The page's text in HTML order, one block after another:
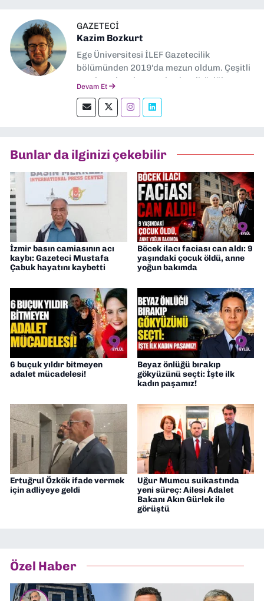
GAZETECI
Kazim Bozkurt
Ege Üniversitesi İLEF Gazetecilik
bölümünden 2019'da mezun oldum. Çeşitli
yerel ve ulusal gazetelerde editörlük,
okumayı severim.
Devam Et
Bunlar da ilginizi çekebilir
İzmir basın camiasının acı
kaybı: Gazeteci Mustafa
Çabuk hayatını kaybetti
Böcek ilacı faciası can aldı: 9
yaşındaki çocuk öldü, anne
yoğun bakımda
6 buçuk yıldır bitmeyen
adalet mücadelesi!
Beyaz önlüğü bırakıp
gökyüzünü seçti: İşte ilk
kadın paşamız!
Ertuğrul Özkök ifade vermek
için adliyeye geldi
Uğur Mumcu suikastında
yeni süreç: Ailesi Adalet
Bakanı Akın Gürlek ile
görüştü
Özel Haber